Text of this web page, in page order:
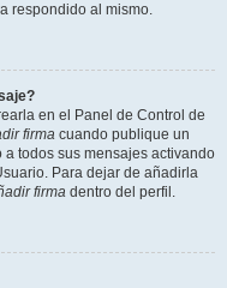
respondido al mismo.
en el Panel de Control de
firma cuando publique un
todos sus mensajes activando
Para dejar de añadirla
firma dentro del perfil.